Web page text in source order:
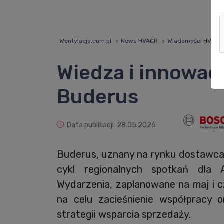
Wentylacja.com.pl News HVACR Wiadomości HVACR
Wiedza i
Buderus
Data publikacji: 28.05.2026
Buderus, uznany na rynku
cykl regionalnych spotkań dla
Wydarzenia, zaplanowane na maj i
na celu zacieśnienie współpracy
strategii wsparcia sprzedaży.